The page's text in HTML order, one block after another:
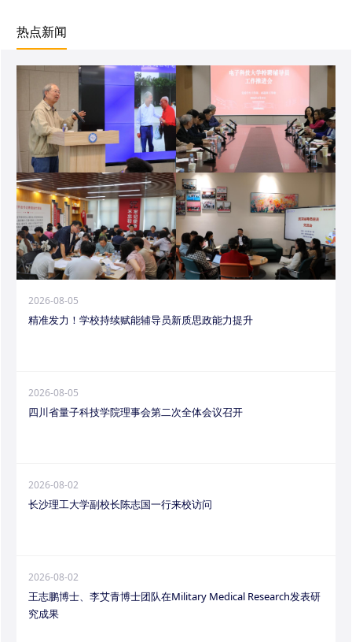
热点新闻
2026-08-05
精准发力！学校持续赋能辅导员新质思政能力提升
2026-08-05
四川省量子科技学院理事会第二次全体会议召开
2026-08-02
长沙理工大学副校长陈志国一行来校访问
2026-08-02
王志鹏博士、李艾青博士团队在Military Medical Research发表研
究成果